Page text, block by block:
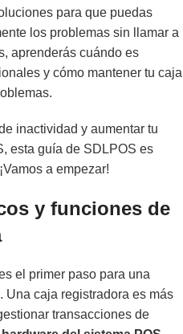
para que puedas
los problemas sin llamar a
aprenderás cuándo es
y cómo mantener tu caja
inactividad y aumentar tu
esta guía de SDLPOS es
a empezar!
y funciones de
el primer paso para una
Una caja registradora es más
transacciones de